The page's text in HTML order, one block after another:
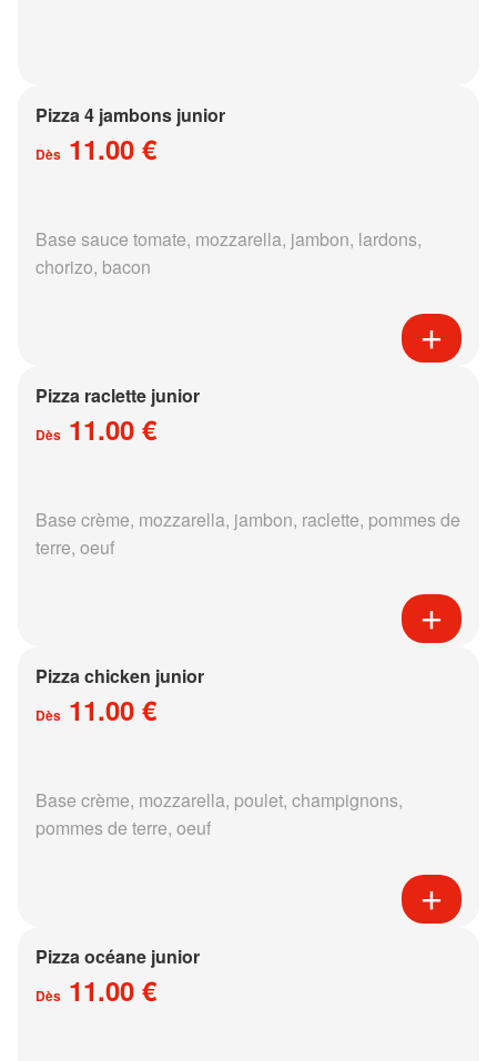
Pizza 4 jambons junior
Dès 11.00 €
Base sauce tomate, mozzarella, jambon, lardons,
chorizo, bacon
Pizza raclette junior
Dès 11.00 €
Base crème, mozzarella, jambon, raclette, pommes de
terre, oeuf
Pizza chicken junior
Dès 11.00 €
Base crème, mozzarella, poulet, champignons,
pommes de terre, oeuf
Pizza océane junior
Dès 11.00 €